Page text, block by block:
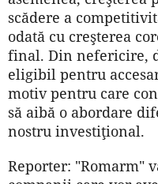
scădere a
odată cu creşterea
final. Din nefericire,
eligibil pentru
motiv pentru care
să aibă o abordare
nostru investiţional.
Reporter: "Romarm"